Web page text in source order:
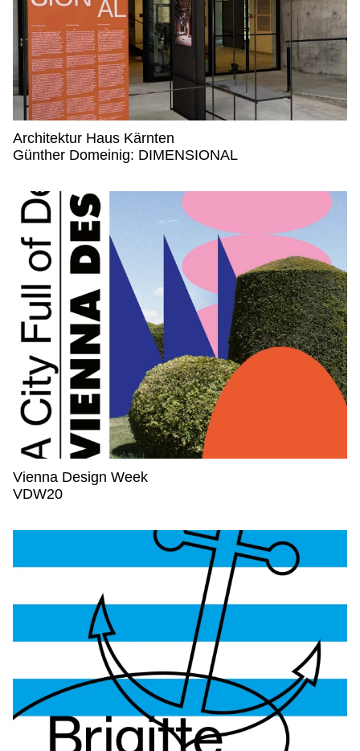
Architektur Haus Kärnten
Architektur Haus Kärnten,
Günther Domeinig: DIMENSIONAL
Vienna Design Week
Vienna Design Week,
VDW20